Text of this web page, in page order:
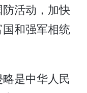
活动，加快
和强军相统
是中华人民